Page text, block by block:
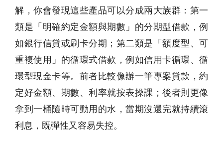
解，你會發現這些產品可以分成兩大族群：第一
類是「明確約定金額與期數」的分期型借款，例
如銀行信貸或刷卡分期；第二類是「額度型、可
重複使用」的循環式借款，例如信用卡循環、循
環型現金卡等。前者比較像辦一筆專案貸款，約
定好金額、期數、利率就按表操課；後者則更像
拿到一桶隨時可動用的水，當期沒還完就持續滾
利息，既彈性又容易失控。